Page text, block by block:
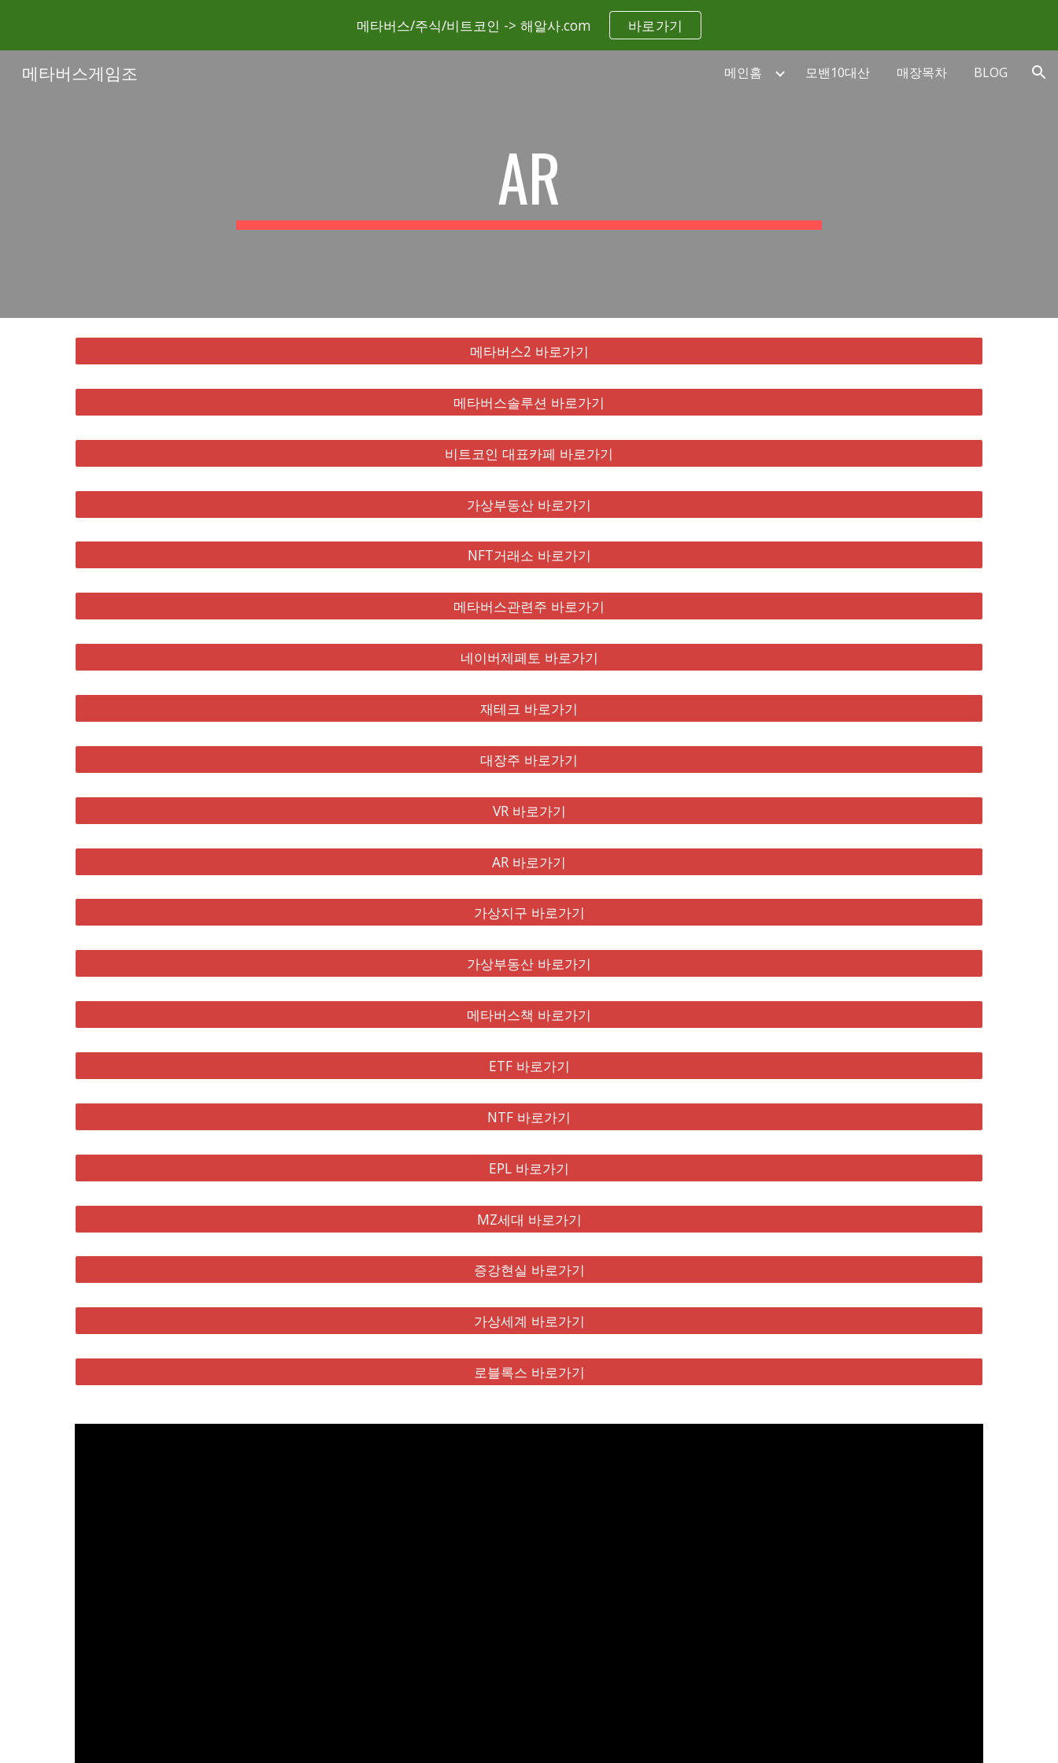
Skip to main content Skip to navigation
메타버스/주식/비트코인 -> 해알사.com 바로가기
메타버스게임조 메인홈 모밴10대산 매장목차 BLOG
AR
메타버스2 바로가기
메타버스솔루션 바로가기
비트코인 대표카페 바로가기
가상부동산 바로가기
NFT거래소 바로가기
메타버스관련주 바로가기
네이버제페토 바로가기
재테크 바로가기
대장주 바로가기
VR 바로가기
AR 바로가기
가상지구 바로가기
가상부동산 바로가기
메타버스책 바로가기
ETF 바로가기
NTF 바로가기
EPL 바로가기
MZ세대 바로가기
증강현실 바로가기
가상세계 바로가기
로블록스 바로가기